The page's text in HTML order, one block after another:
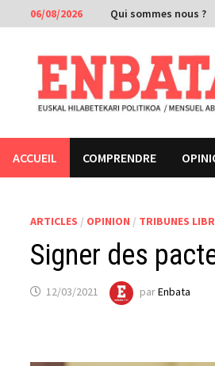
Passer
au
contenu
06/08/2026 Qui sommes nous ?
ACCUEIL COMPRENDRE
ARTICLES / OPINION / TRIBUNES
Signer des
12/03/2021 parEnbata